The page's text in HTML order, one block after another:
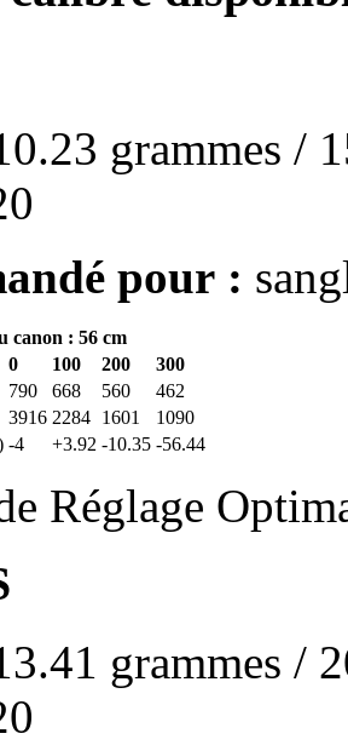
grammes /
pour :
canon : 56 cm
0 100 200
300
790 668 560
462
3916 2284 1601
1090
-4 +3.92 -10.35 -56.44
Réglage
grammes /